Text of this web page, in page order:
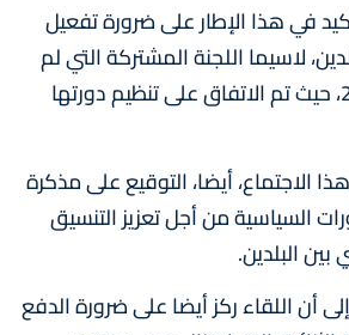
في هذا الإطار على ضرورة تفعيل
لاسيما اللجنة المشتركة التي لم
تنعقد منذ سنة 2015، حيث تم الاتفاق على تنظيم دورتها
الاجتماع، أيضا، التوقيع على مذكرة
السياسية من أجل تعزيز التنسيق
البلدين.
أن اللقاء ركز أيضا على ضرورة الدفع